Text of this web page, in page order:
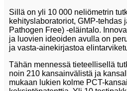
Sillä on yli 10 000 neliömetrin
kehityslaboratoriot, GMP-tehdas
Pathogen Free) -eläintalo.
ja luovien ideoiden avulla on
ja vasta-ainekirjastoa
Tähän mennessä tieteellisellä
noin 210 kansainvälistä ja
mukaan lukien kolme PCT-